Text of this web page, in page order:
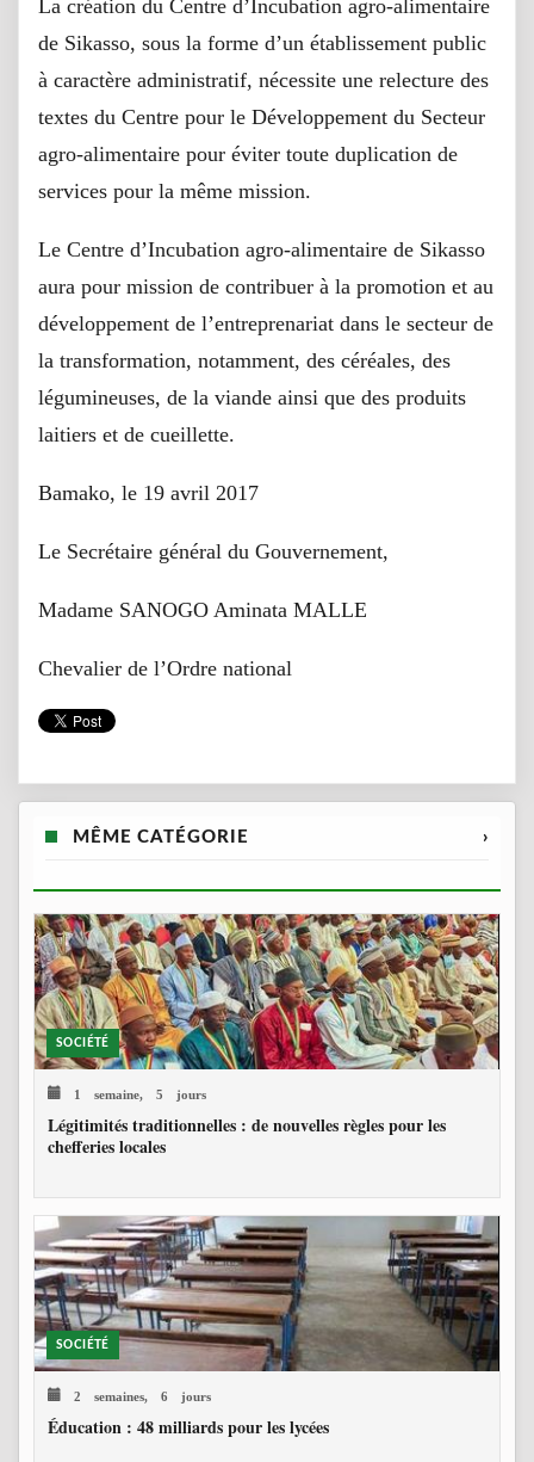
La création du Centre d’Incubation agro-alimentaire
de Sikasso, sous la forme d’un établissement public
à caractère administratif, nécessite une relecture des
textes du Centre pour le Développement du Secteur
agro-alimentaire pour éviter toute duplication de
services pour la même mission.
Le Centre d’Incubation agro-alimentaire de Sikasso
aura pour mission de contribuer à la promotion et au
développement de l’entreprenariat dans le secteur de
la transformation, notamment, des céréales, des
légumineuses, de la viande ainsi que des produits
laitiers et de cueillette.
Bamako, le 19 avril 2017
Le Secrétaire général du Gouvernement,
Madame SANOGO Aminata MALLE
Chevalier de l’Ordre national
MÊME CATÉGORIE ›
SOCIÉTÉ
1 semaine, 5 jours
Légitimités traditionnelles : de nouvelles règles pour les
chefferies locales
SOCIÉTÉ
2 semaines, 6 jours
Éducation : 48 milliards pour les lycées